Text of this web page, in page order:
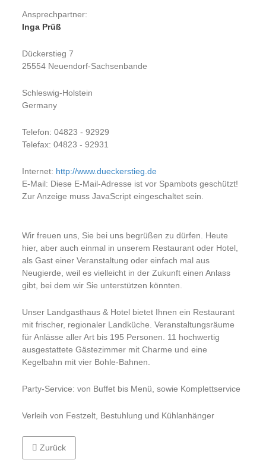
Ansprechpartner:
Inga Prüß
Dückerstieg 7
25554 Neuendorf-Sachsenbande
Schleswig-Holstein
Germany
Telefon: 04823 - 92929
Telefax: 04823 - 92931
Internet: http://www.dueckerstieg.de
E-Mail: Diese E-Mail-Adresse ist vor Spambots geschützt!
Zur Anzeige muss JavaScript eingeschaltet sein.
Wir freuen uns, Sie bei uns begrüßen zu dürfen. Heute
hier, aber auch einmal in unserem Restaurant oder Hotel,
als Gast einer Veranstaltung oder einfach mal aus
Neugierde, weil es vielleicht in der Zukunft einen Anlass
gibt, bei dem wir Sie unterstützen könnten.
Unser Landgasthaus & Hotel bietet Ihnen ein Restaurant
mit frischer, regionaler Landküche. Veranstaltungsräume
für Anlässe aller Art bis 195 Personen. 11 hochwertig
ausgestattete Gästezimmer mit Charme und eine
Kegelbahn mit vier Bohle-Bahnen.
Party-Service: von Buffet bis Menü, sowie Komplettservice
Verleih von Festzelt, Bestuhlung und Kühlanhänger
Vorheriger Beitrag: Rialto - Eiscafe und Mehr
Zurück